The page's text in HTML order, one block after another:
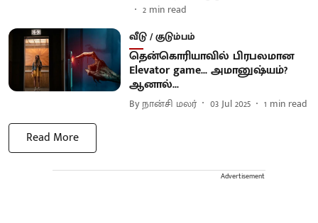
2 min read
வீடு / குடும்பம்
தென்கொரியாவில் பிரபலமான
Elevator game... அமானுஷ்யம்?
ஆனால்...
By நான்சி மலர் 03 Jul 2025 1 min read
Read More
Advertisement